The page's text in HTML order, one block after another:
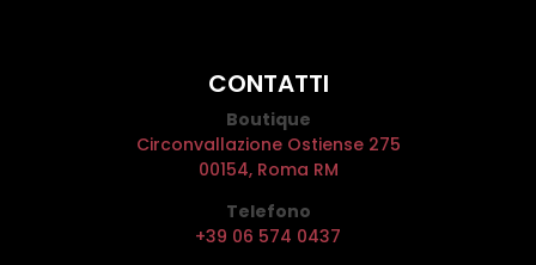
CONTATTI
Boutique
Circonvallazione Ostiense 275
00154, Roma RM
Telefono
+39 06 574 0437